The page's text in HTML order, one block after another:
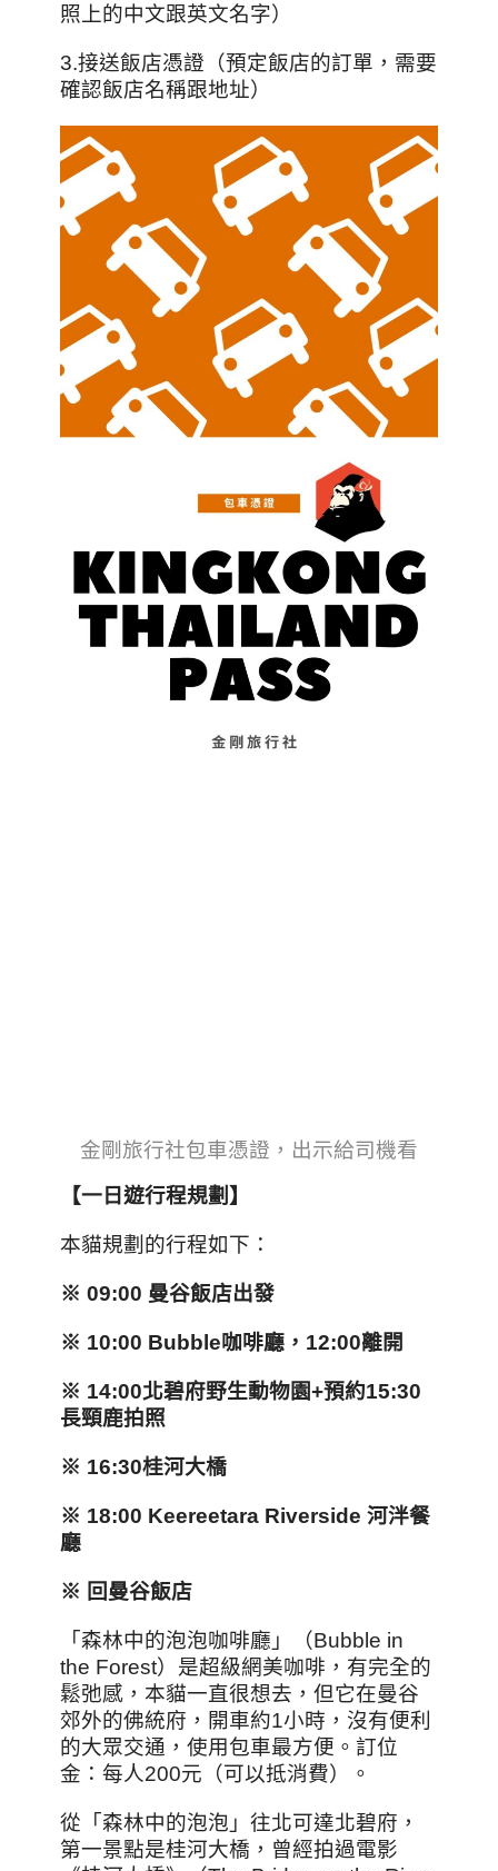
照上的中文跟英文名字）
3.接送飯店憑證（預定飯店的訂單，需要
確認飯店名稱跟地址）
金剛旅行社包車憑證，出示給司機看
【一日遊行程規劃】
本貓規劃的行程如下：
※ 09:00 曼谷飯店出發
※ 10:00 Bubble咖啡廳 ，12:00離開
※ 14:00北碧府野生動物園+預約15:30
長頸鹿拍照
※ 16:30桂河大橋
※ 18:00 Keereetara Riverside 河泮餐
廳
※ 回曼谷飯店
「森林中的泡泡咖啡廳」（Bubble in
the Forest）是超級網美咖啡，有完全的
鬆弛感，本貓一直很想去，但它在曼谷
郊外的佛統府，開車約1小時，沒有便利
的大眾交通，使用包車最方便。訂位
金：每人200元（可以抵消費）。
從「森林中的泡泡」往北可達北碧府，
第一景點是桂河大橋，曾經拍過電影